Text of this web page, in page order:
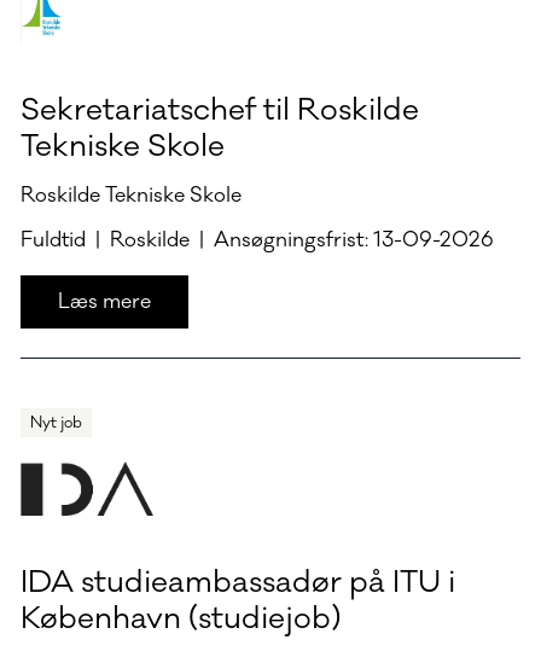
Sekretariatschef til Roskilde
Tekniske Skole
Roskilde Tekniske Skole
Fuldtid | Roskilde | Ansøgningsfrist: 13-09-2026
Læs mere
Nyt job
IDA studieambassadør på ITU i
København (studiejob)